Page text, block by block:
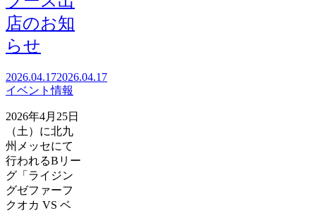
店のお知
らせ
2026.04.172026.04.17
イベント情報
2026年4月25日
（土）に北九
州メッセにて
行われるBリー
グ「ライジン
グゼファーフ
クオカ VS ベ